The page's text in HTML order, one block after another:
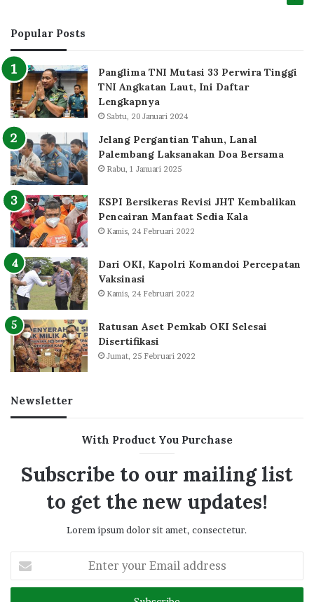
Popular Posts
Panglima TNI Mutasi 33 Perwira Tinggi
TNI Angkatan Laut, Ini Daftar
Lengkapnya
Sabtu, 20 Januari 2024
Jelang Pergantian Tahun, Lanal
Palembang Laksanakan Doa Bersama
Rabu, 1 Januari 2025
KSPI Bersikeras Revisi JHT Kembalikan
Pencairan Manfaat Sedia Kala
Kamis, 24 Februari 2022
Dari OKI, Kapolri Komandoi Percepatan
Vaksinasi
Kamis, 24 Februari 2022
Ratusan Aset Pemkab OKI Selesai
Disertifikasi
Jumat, 25 Februari 2022
Newsletter
With Product You Purchase
Subscribe to our mailing list
to get the new updates!
Lorem ipsum dolor sit amet, consectetur.
your
Email